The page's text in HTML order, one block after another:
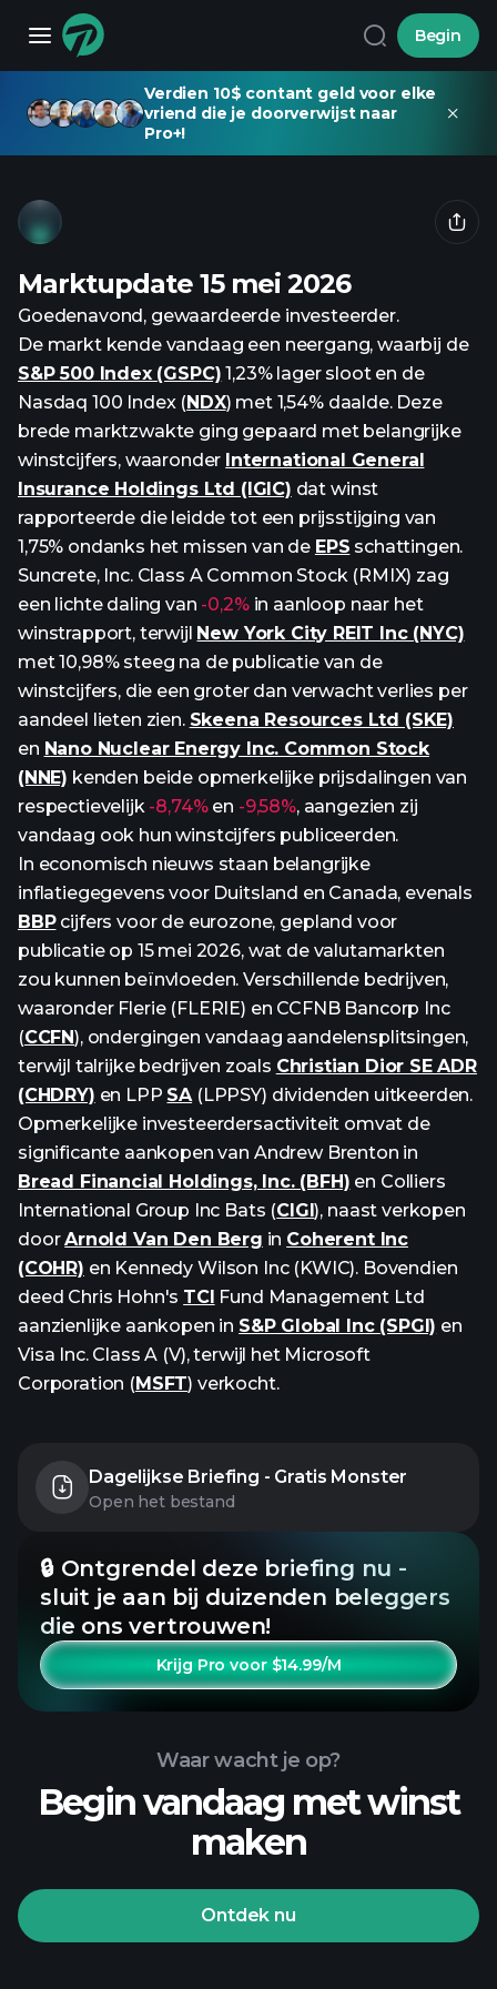
Begin
Verdien 10$ contant geld voor elke
vriend die je doorverwijst naar
Pro+!
Marktupdate 15 mei 2026
Goedenavond, gewaardeerde investeerder.
De markt kende vandaag een neergang, waarbij de
S&P 500 Index (GSPC) 1,23% lager sloot en de
Nasdaq 100 Index (NDX) met 1,54% daalde. Deze
brede marktzwakte ging gepaard met belangrijke
winstcijfers, waaronder International General
Insurance Holdings Ltd (IGIC) dat winst
rapporteerde die leidde tot een prijsstijging van
1,75% ondanks het missen van de EPS schattingen.
Suncrete, Inc. Class A Common Stock (RMIX) zag
een lichte daling van -0,2%in aanloop naar het
winstrapport, terwijl New York City REIT Inc (NYC)
met 10,98% steeg na de publicatie van de
winstcijfers, die een groter dan verwacht verlies per
aandeel lieten zien. Skeena Resources Ltd (SKE)
en Nano Nuclear Energy Inc. Common Stock
(NNE) kenden beide opmerkelijke prijsdalingen van
respectievelijk -8,74%en -9,58%, aangezien zij
vandaag ook hun winstcijfers publiceerden.
In economisch nieuws staan belangrijke
inflatiegegevens voor Duitsland en Canada, evenals
BBPcijfers voor de eurozone, gepland voor
publicatie op 15 mei 2026, wat de valutamarkten
zou kunnen beïnvloeden. Verschillende bedrijven,
waaronder Flerie (FLERIE) en CCFNB Bancorp Inc
(CCFN), ondergingen vandaag aandelensplitsingen,
terwijl talrijke bedrijven zoals Christian Dior SE ADR
(CHDRY) en LPP SA(LPPSY) dividenden uitkeerden.
Opmerkelijke investeerdersactiviteit omvat de
significante aankopen van Andrew Brenton in
Bread Financial Holdings, Inc. (BFH) en Colliers
International Group Inc Bats (CIGI), naast verkopen
doorArnold Van Den Berg in Coherent Inc
(COHR) en Kennedy Wilson Inc (KWIC). Bovendien
deed Chris Hohn's TCI Fund Management Ltd
aanzienlijke aankopen in S&P Global Inc (SPGI) en
Visa Inc. Class A (V), terwijl het Microsoft
Corporation (MSFT) verkocht.
Dagelijkse Briefing - Gratis Monster
Open het bestand
🔒 Ontgrendel deze briefing nu -
sluit je aan bij duizenden beleggers
die ons vertrouwen!
Krijg Pro voor $14.99/M
Waar wacht je op?
Begin vandaag met winst
maken
Ontdek nu